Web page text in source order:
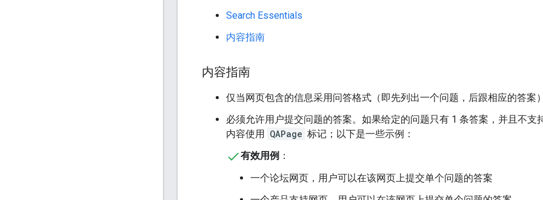
Search Essentials
内容指南
内容指南
仅当网页包含的信息采用问答格式（即先列出一个问题，后跟相应的答案
必须允许用户提交问题的答案。如果给定的问题只有 1 条答案，并且不支
内容使用 QAPage 标记；以下是一些示例：
有效用例 ：
一个论坛网页，用户可以在该网页上提交单个问题的答案